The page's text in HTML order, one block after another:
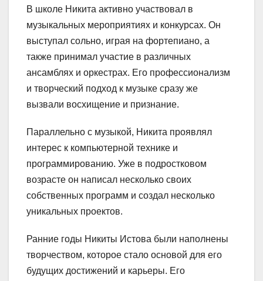
В школе Никита активно участвовал в
музыкальных мероприятиях и конкурсах. Он
выступал сольно, играя на фортепиано, а
также принимал участие в различных
ансамблях и оркестрах. Его профессионализм
и творческий подход к музыке сразу же
вызвали восхищение и признание.
Параллельно с музыкой, Никита проявлял
интерес к компьютерной технике и
программированию. Уже в подростковом
возрасте он написал несколько своих
собственных программ и создал несколько
уникальных проектов.
Ранние годы Никиты Истова были наполнены
творчеством, которое стало основой для его
будущих достижений и карьеры. Его